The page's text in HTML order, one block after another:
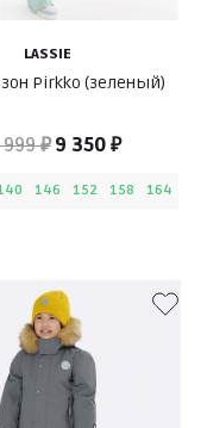
LASSIE
Pirkko (зеленый)
₽ 9 350 ₽
146 152 158 164